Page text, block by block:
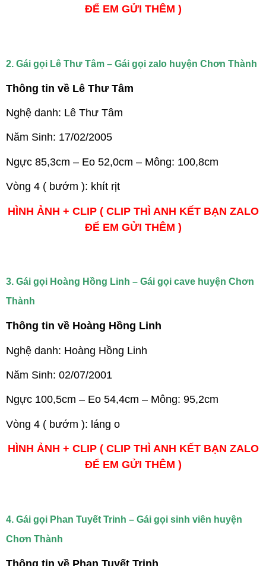
ĐỂ EM GỬI THÊM )
2. Gái gọi Lê Thư Tâm – Gái gọi zalo huyện Chơn Thành
Thông tin về Lê Thư Tâm
Nghệ danh: Lê Thư Tâm
Năm Sinh: 17/02/2005
Ngực 85,3cm – Eo 52,0cm – Mông: 100,8cm
Vòng 4 ( bướm ): khít rịt
HÌNH ẢNH + CLIP ( CLIP THÌ ANH KẾT BẠN ZALO
ĐỂ EM GỬI THÊM )
3. Gái gọi Hoàng Hồng Linh – Gái gọi cave huyện Chơn
Thành
Thông tin về Hoàng Hồng Linh
Nghệ danh: Hoàng Hồng Linh
Năm Sinh: 02/07/2001
Ngực 100,5cm – Eo 54,4cm – Mông: 95,2cm
Vòng 4 ( bướm ): láng o
HÌNH ẢNH + CLIP ( CLIP THÌ ANH KẾT BẠN ZALO
ĐỂ EM GỬI THÊM )
4. Gái gọi Phan Tuyết Trinh – Gái gọi sinh viên huyện
Chơn Thành
Thông tin về Phan Tuyết Trinh